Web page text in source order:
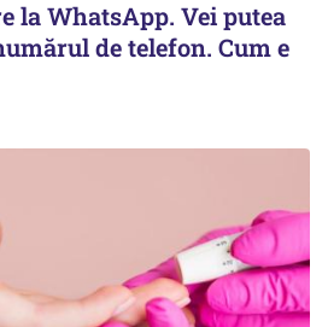
la WhatsApp. Vei putea
de telefon. Cum e